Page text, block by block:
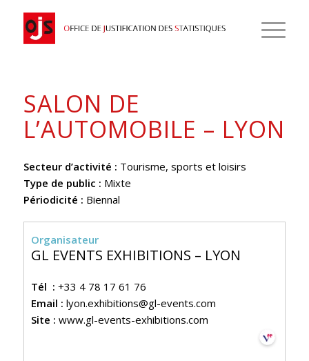
SALON DE
L’AUTOMOBILE – LYON
Secteur d’activité : Tourisme, sports et loisirs
Type de public : Mixte
Périodicité : Biennal
Organisateur
GL EVENTS EXHIBITIONS – LYON
Tél : +33 4 78 17 61 76
Email : lyon.exhibitions@gl-events.com
Site : www.gl-events-exhibitions.com